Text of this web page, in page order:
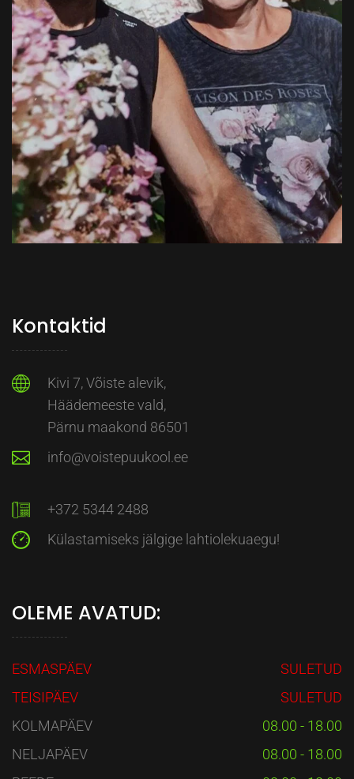
Kontaktid
Kivi 7, Võiste alevik,
Häädemeeste vald,
Pärnu maakond 86501
info@voistepuukool.ee
+372 5344 2488
Külastamiseks jälgige lahtiolekuaegu!
OLEME AVATUD:
ESMASPÄEV
SULETUD
TEISIPÄEV
SULETUD
KOLMAPÄEV
08.00 - 18.00
NELJAPÄEV
08.00 - 18.00